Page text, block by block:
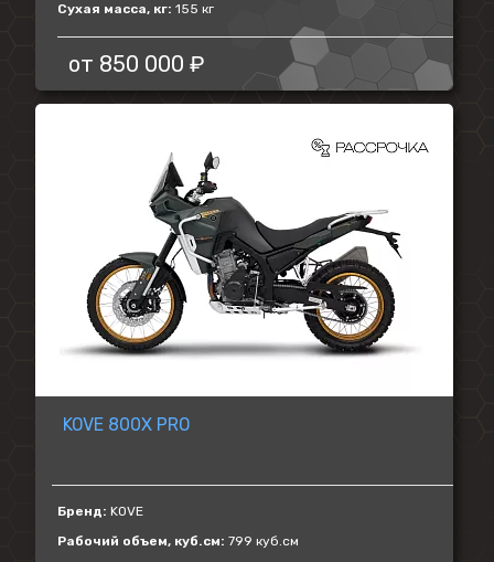
Сухая масса, кг: 155 кг
от 850 000 ₽
KOVE 800X PRO
Бренд: KOVE
Рабочий объем, куб.см: 799 куб.см